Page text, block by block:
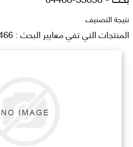
نتيجة التصنيف
المنتجات التي تفي معايير البحث : 04466 33050